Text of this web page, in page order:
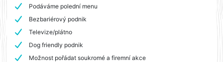
Podáváme polední menu
Bezbariérový podnik
Televize/plátno
Dog friendly podnik
Možnost pořádat soukromé a firemní akce